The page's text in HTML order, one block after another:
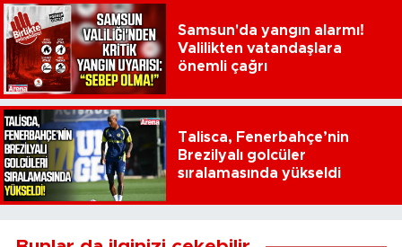
Samsun'da yangın alarmı!
Valilikten vatandaşlara
önemli çağrı
Talisca, Fenerbahçe’nin
Brezilyalı golcüler
sıralamasında yükseldi